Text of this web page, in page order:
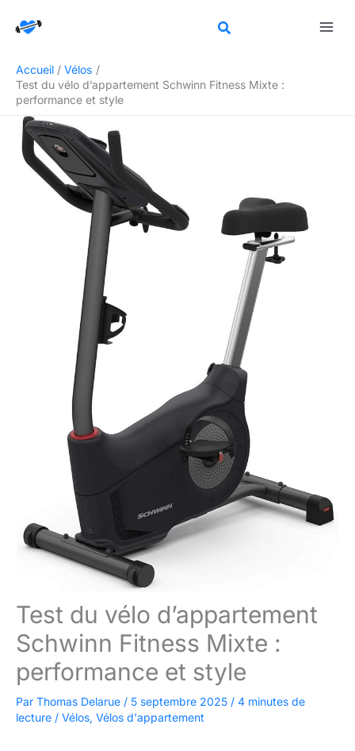
Accueil
Vélos
Test du vélo d’appartement Schwinn Fitness Mixte :
performance et style
Test du vélo d’appartement
Schwinn Fitness Mixte :
performance et style
Par Thomas Delarue / 5 septembre 2025 / 4 minutes de
lecture / Vélos, Vélos d'appartement